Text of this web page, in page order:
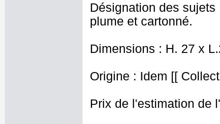
Désignation des
plume et cartonné.
Dimensions : H. 27 x
Origine : Idem [[
Prix de l'estimation de